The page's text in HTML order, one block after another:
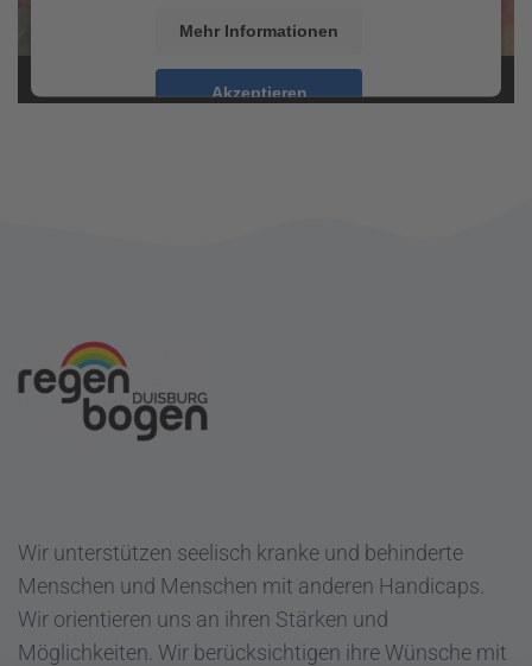
Mehr Informationen
Akzeptieren
Wir unterstützen seelisch kranke und behinderte
Menschen und Menschen mit anderen Handicaps.
Wir orientieren uns an ihren Stärken und
Möglichkeiten. Wir berücksichtigen ihre Wünsche mit